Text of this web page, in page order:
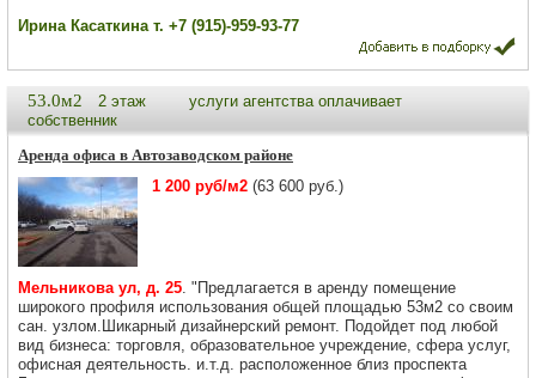
Ирина Касаткина т. +7 (915)-959-93-77
53.0м2 2 этаж
услуги агентства оплачивает
собственник
Аренда офиса в Автозаводском районе
1 200 руб/м2 (63 600 руб.)
Мельникова ул, д. 25. "Предлагается в аренду помещение
широкого профиля использования общей площадью 53м2 со своим
сан. узлом.Шикарный дизайнерский ремонт. Подойдет под любой
вид бизнеса: торговля, образовательное учреждение, сфера услуг,
офисная деятельность. и.т.д. расположенное близ проспекта